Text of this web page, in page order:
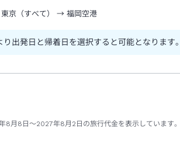
東京（すべて） → 福岡空港
出発日と帰着日を選択すると可能となります
月8日～2027年8月2日の旅行代金を表示しています。